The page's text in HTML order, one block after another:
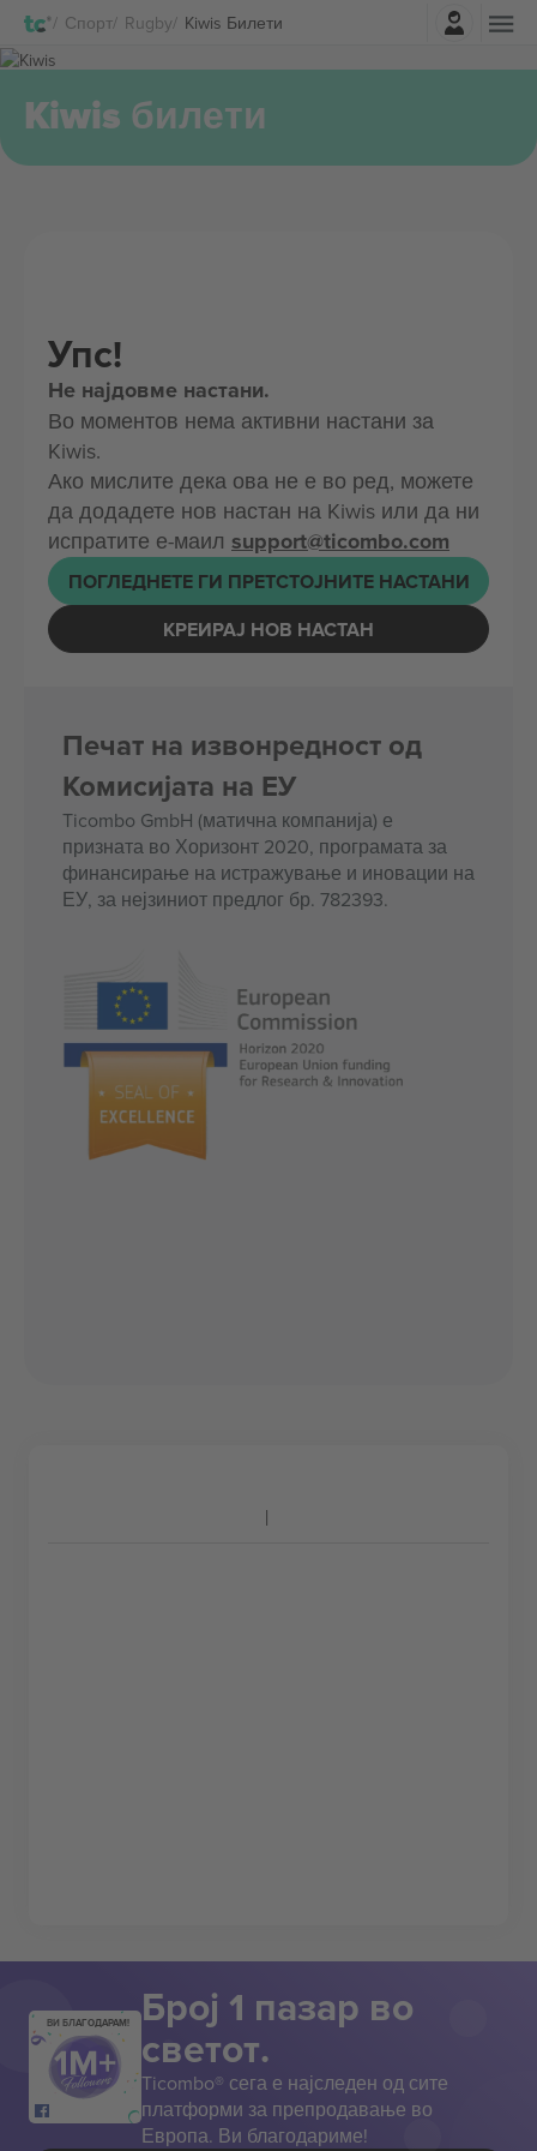
Спорт Rugby Kiwis Билети
Kiwis билети
Упс!
Не најдовме настани.
Во моментов нема активни настани за
Kiwis.
Ако мислите дека ова не е во ред, можете
да додадете нов настан на Kiwis или да ни
испратите е-маил support@ticombo.com
ПОГЛЕДНЕТЕ ГИ ПРЕТСТОЈНИТЕ НАСТАНИ
КРЕИРАЈ НОВ НАСТАН
Печат на извонредност од
Комисијата на ЕУ
Ticombo GmbH (матична компанија) е
призната во Хоризонт 2020, програмата за
финансирање на истражување и иновации на
ЕУ, за нејзиниот предлог бр. 782393.
ВИ БЛАГОДАРАМ! Број 1 пазар во
светот.
Ticombo® сега е најследен од сите
платформи за препродавање во
Европа. Ви благодариме!